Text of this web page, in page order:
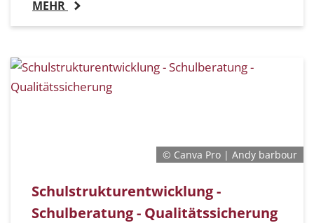
MEHR
© Canva Pro | Andy barbour
Schulstrukturentwicklung -
Schulberatung - Qualitätssicherung